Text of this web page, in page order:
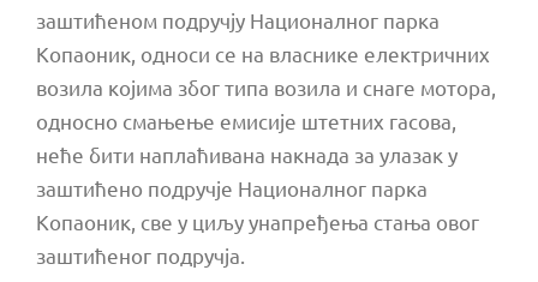
заштићеном подручју Националног парка
Копаоник, односи се на власнике електричних
возила којима због типа возила и снаге мотора,
односно смањење емисије штетних гасова,
неће бити наплаћивана накнада за улазак у
заштићено подручје Националног парка
Копаоник, све у циљу унапређења стања овог
заштићеног подручја.